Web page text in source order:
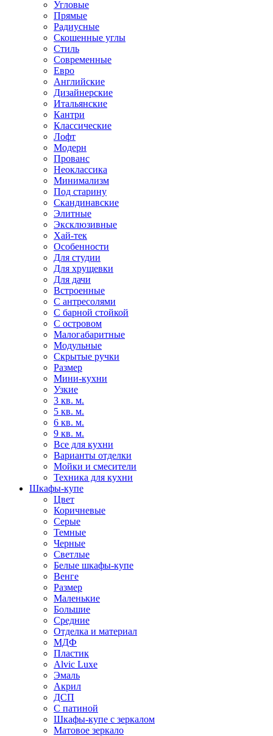
Угловые
Прямые
Радиусные
Скошенные углы
Стиль
Современные
Евро
Английские
Дизайнерские
Итальянские
Кантри
Классические
Лофт
Модерн
Прованс
Неоклассика
Минимализм
Под старину
Скандинавские
Элитные
Эксклюзивные
Хай-тек
Особенности
Для студии
Для хрущевки
Для дачи
Встроенные
С антресолями
С барной стойкой
С островом
Малогабаритные
Модульные
Скрытые ручки
Размер
Мини-кухни
Узкие
3 кв. м.
5 кв. м.
6 кв. м.
9 кв. м.
Все для кухни
Варианты отделки
Мойки и смесители
Техника для кухни
Шкафы-купе
Цвет
Коричневые
Серые
Темные
Черные
Светлые
Белые шкафы-купе
Венге
Размер
Маленькие
Большие
Средние
Отделка и материал
МДФ
Пластик
Alvic Luxe
Эмаль
Акрил
ДСП
С патиной
Шкафы-купе с зеркалом
Матовое зеркало